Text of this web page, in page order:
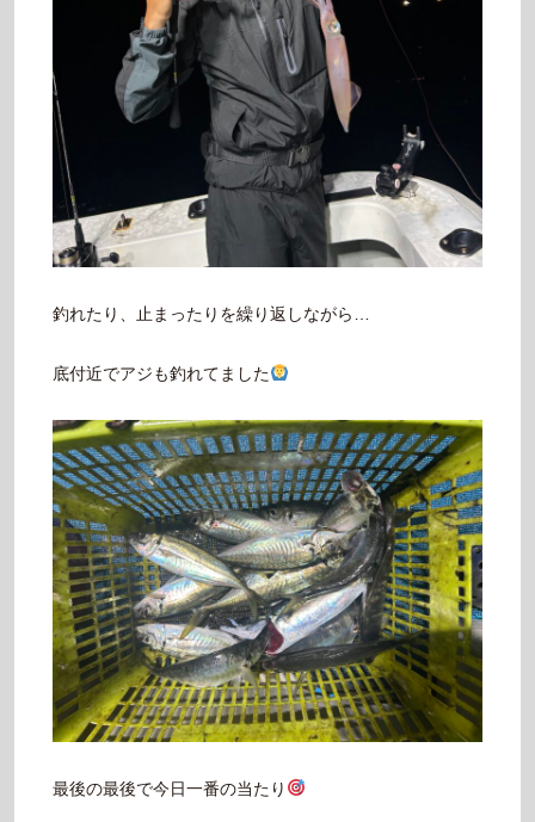
釣れたり、止まったりを繰り返しながら…
底付近でアジも釣れてました
最後の最後で今日一番の当たり